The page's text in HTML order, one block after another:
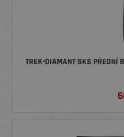
TREK-DIAMANT SKS PŘEDNÍ